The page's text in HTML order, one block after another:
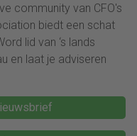
community van CFO's
biedt een schat
lid van ‘s lands
en laat je adviseren